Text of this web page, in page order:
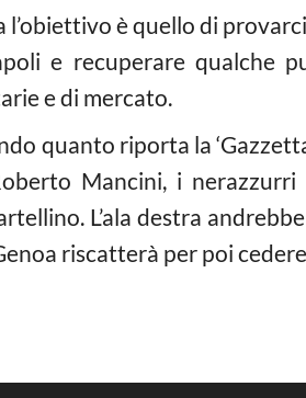
è quello di
e recuperare qualche
e di mercato.
quanto riporta la
Mancini, i
L’ala destra
riscatterà per poi